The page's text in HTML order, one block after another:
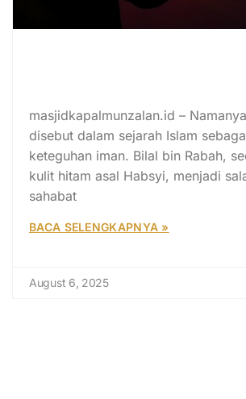
masjidkapalmunzalan.id –
disebut dalam sejarah Islam
keteguhan iman. Bilal bin Rabah,
kulit hitam asal Habsyi, menjadi
sahabat
BACA SELENGKAPNYA »
August 6, 2025